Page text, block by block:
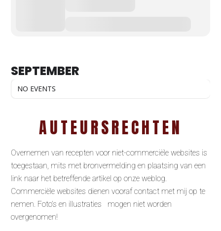
SEPTEMBER
NO EVENTS
AUTEURSRECHTEN
Overnemen van recepten voor niet-commerciële websites is
toegestaan, mits met bronvermelding en plaatsing van een
link naar het betreffende artikel op onze weblog.
Commerciële websites dienen vooraf contact met mij op te
nemen. Foto’s en illustraties mogen niet worden
overgenomen!